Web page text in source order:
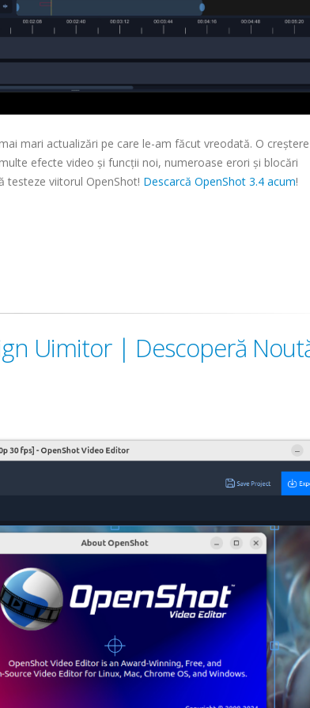
mari actualizări pe care le-am făcut vreodată. O creștere
efecte video și funcții noi, numeroase erori și blocări
testeze viitorul OpenShot! Descarcă OpenShot 3.4 acum!
Uimitor | Descoperă